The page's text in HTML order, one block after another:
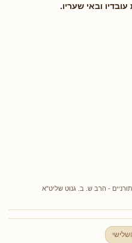
ובאי שעריו.
- הרב ש. ב. גנוט שליט"א